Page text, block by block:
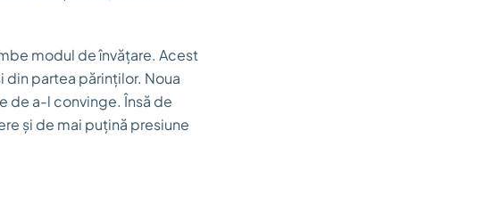
modul de învățare. Acest
partea părinților. Noua
de a-l convinge. Însă de
și de mai puțină presiune